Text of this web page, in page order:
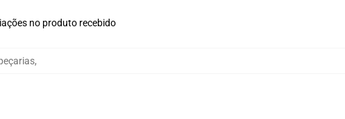
no produto recebido
,